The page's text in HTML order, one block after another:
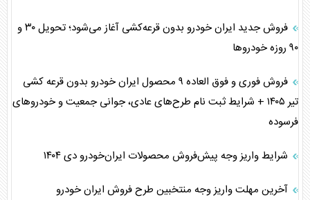
فروش جدید ایران‌ خودرو بدون قرعه‌کشی آغاز می‌شود؛ تحویل ۳۰ و
۹۰ روزه خودروها
فروش فوری و فوق العاده ۹ محصول ایران خودرو بدون قرعه کشی
تیر ۱۴۰۵ + شرایط ثبت نام طرح‌های عادی، جوانی جمعیت و خودرو‌های
فرسوده
شرایط واریز وجه پیش‌فروش محصولات ایران‌خودرو دی ۱۴۰۴
آخرین مهلت واریز وجه منتخبین طرح فروش ایران خودرو